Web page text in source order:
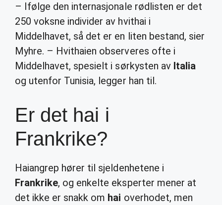
– Ifølge den internasjonale rødlisten er det
250 voksne individer av hvithai i
Middelhavet, så det er en liten bestand, sier
Myhre. – Hvithaien observeres ofte i
Middelhavet, spesielt i sørkysten av Italia
og utenfor Tunisia, legger han til.
Er det hai i
Frankrike?
Haiangrep hører til sjeldenhetene i
Frankrike, og enkelte eksperter mener at
det ikke er snakk om hai overhodet, men